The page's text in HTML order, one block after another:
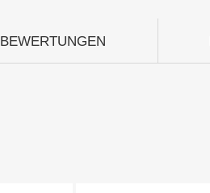
BEWERTUNGEN